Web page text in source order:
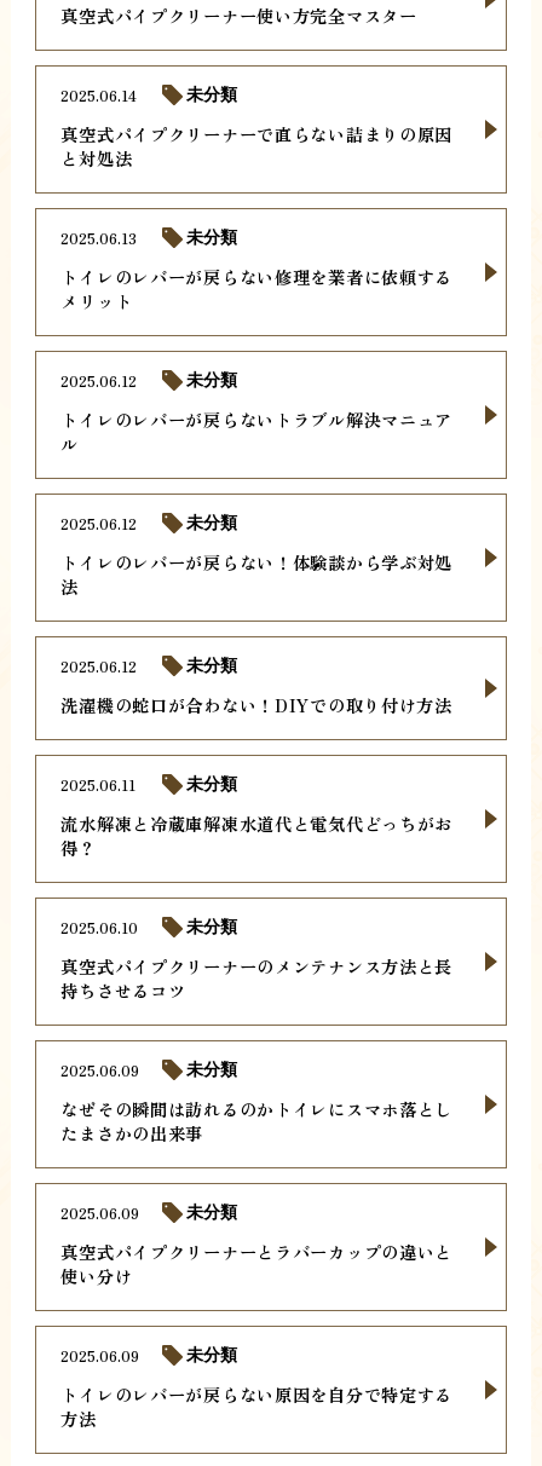
真空式パイプクリーナー使い方完全マスター
真空式パイプクリーナーで直らない詰まりの原因
と対処法
2025.06.14 未分類
トイレのレバーが戻らない修理を業者に依頼する
メリット
2025.06.13 未分類
トイレのレバーが戻らないトラブル解決マニュア
ル
2025.06.12 未分類
トイレのレバーが戻らない！体験談から学ぶ対処
法
2025.06.12 未分類
洗濯機の蛇口が合わない！DIYでの取り付け方法
2025.06.12 未分類
流水解凍と冷蔵庫解凍水道代と電気代どっちがお
得？
2025.06.11 未分類
真空式パイプクリーナーのメンテナンス方法と長
持ちさせるコツ
2025.06.10 未分類
なぜその瞬間は訪れるのかトイレにスマホ落とし
たまさかの出来事
2025.06.09 未分類
真空式パイプクリーナーとラバーカップの違いと
使い分け
2025.06.09 未分類
トイレのレバーが戻らない原因を自分で特定する
方法
2025.06.09 未分類